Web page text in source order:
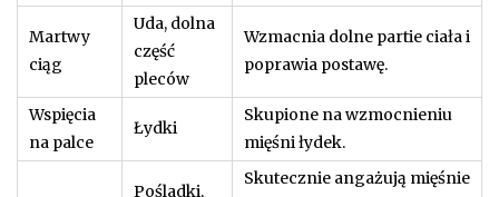
Martwy
ciąg
Uda, dolna
część
pleców
Wzmacnia dolne partie ciała i
poprawia postawę.
Wspięcia
na palce
Łydki
Skupione na wzmocnieniu
mięśni łydek.
Pośladki,
Skutecznie angażują mięśnie